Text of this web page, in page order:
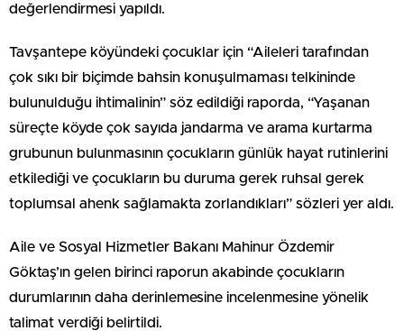
değerlendirmesi yapıldı.
Tavşantepe köyündeki çocuklar için “Aileleri tarafından
çok sıkı bir biçimde bahsin konuşulmaması telkininde
bulunulduğu ihtimalinin” söz edildiği raporda, “Yaşanan
süreçte köyde çok sayıda jandarma ve arama kurtarma
grubunun bulunmasının çocukların günlük hayat rutinlerini
etkilediği ve çocukların bu duruma gerek ruhsal gerek
toplumsal ahenk sağlamakta zorlandıkları” sözleri yer aldı.
Aile ve Sosyal Hizmetler Bakanı Mahinur Özdemir
Göktaş’ın gelen birinci raporun akabinde çocukların
durumlarının daha derinlemesine incelenmesine yönelik
talimat verdiği belirtildi.